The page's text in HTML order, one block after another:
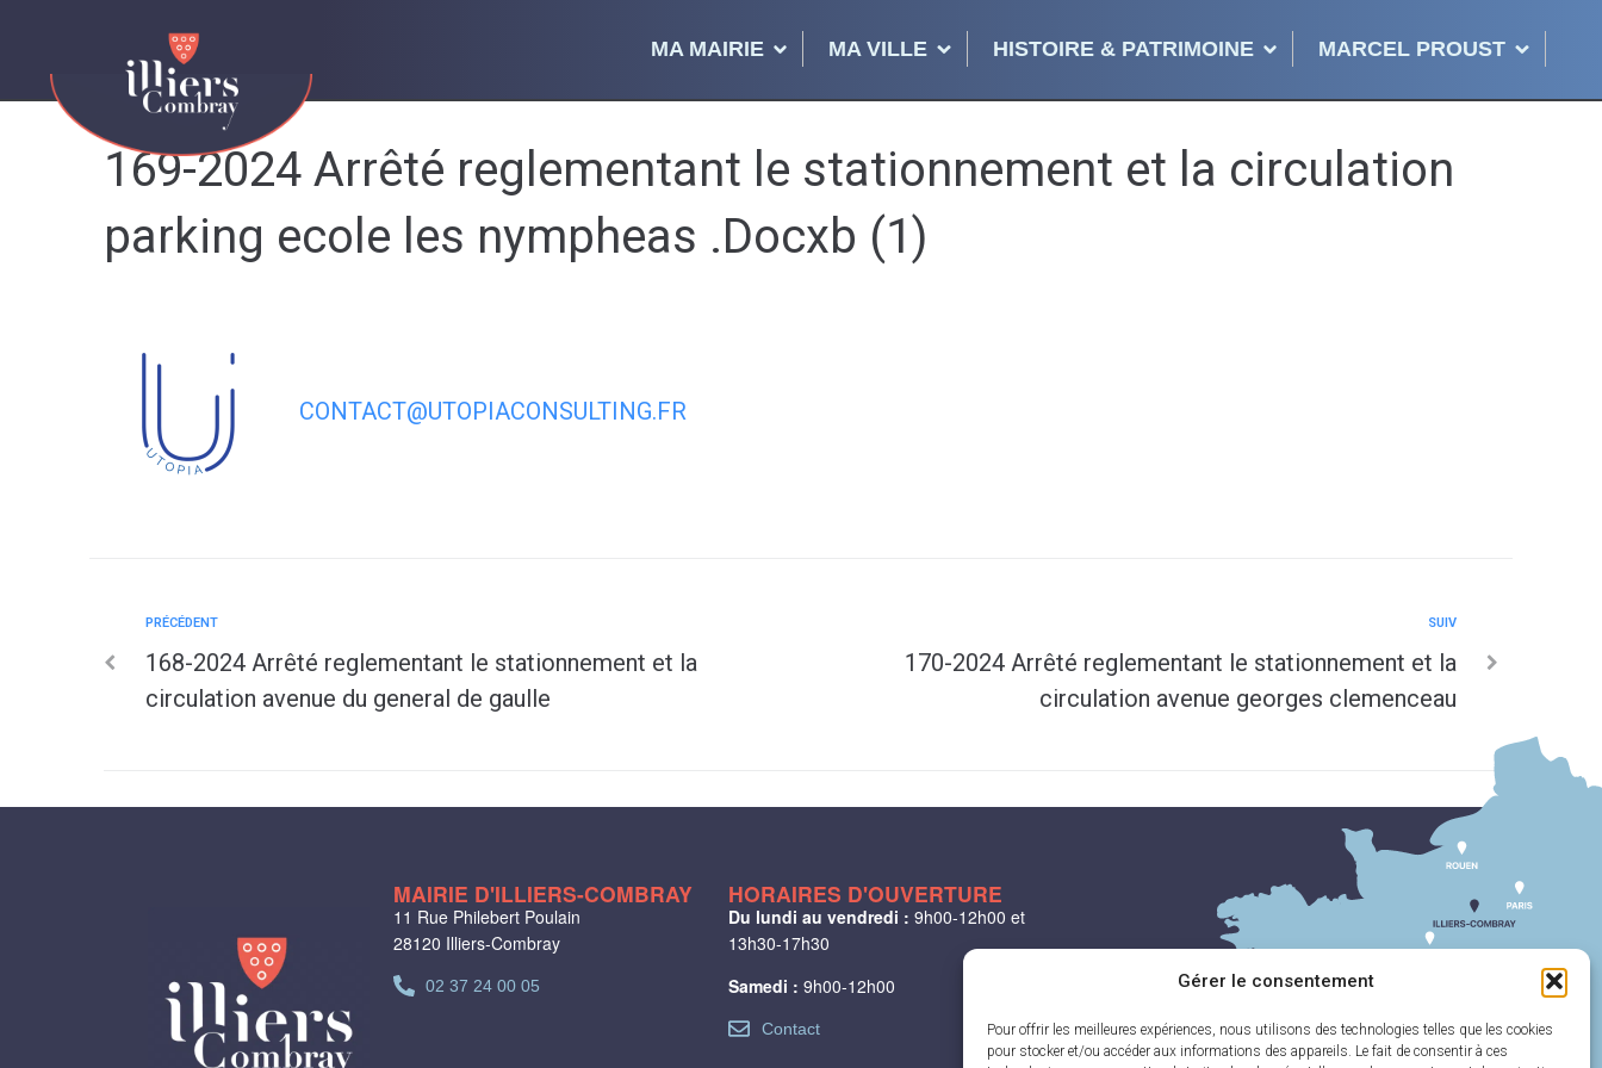
Gérer le consentement
Pour offrir les meilleures expériences, nous utilisons des technologies telles que les cookies
pour stocker et/ou accéder aux informations des appareils. Le fait de consentir à ces
MA MAIRIE MA VILLE HISTOIRE & PATRIMOINE MARCEL PROUST
169-2024 Arrêté reglementant le stationnement et la circulation
parking ecole les nympheas .Docxb (1)
CONTACT@UTOPIACONSULTING.FR
PRÉCÉDENT
168-2024 Arrêté reglementant le stationnement et la
circulation avenue du general de gaulle
SUIV
170-2024 Arrêté reglementant le stationnement et la
circulation avenue georges clemenceau
HORAIRES D'OUVERTURE
Du lundi au vendredi : 9h00-12h00 et
13h30-17h30
Samedi : 9h00-12h00
Contact
MAIRIE D'ILLIERS-COMBRAY
11 Rue Philebert Poulain
28120 Illiers-Combray
02 37 24 00 05